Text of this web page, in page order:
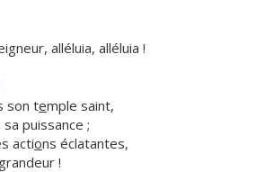
alléluia, alléluia !
son temple saint,
sa puissance ;
actions éclatantes,
!